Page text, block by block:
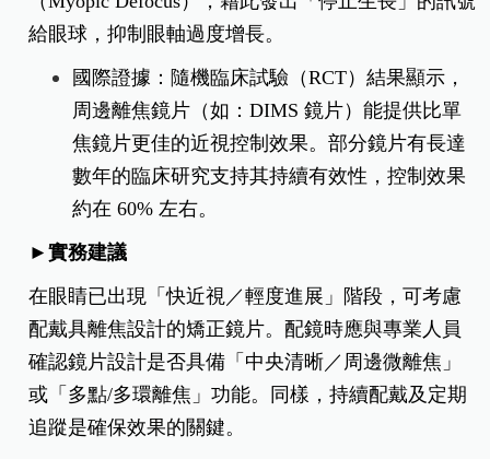
給眼球，抑制眼軸過度增長。
國際證據：隨機臨床試驗（RCT）結果顯示，
周邊離焦鏡片（如：DIMS 鏡片）能提供比單
焦鏡片更佳的近視控制效果。部分鏡片有長達
數年的臨床研究支持其持續有效性，控制效果
約在 60% 左右。
►實務建議
在眼睛已出現「快近視／輕度進展」階段，可考慮
配戴具離焦設計的矯正鏡片。配鏡時應與專業人員
確認鏡片設計是否具備「中央清晰／周邊微離焦」
或「多點/多環離焦」功能。同樣，持續配戴及定期
追蹤是確保效果的關鍵。